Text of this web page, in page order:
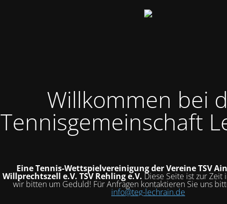
Willkommen bei
Tennisgemeinschaft
Eine Tennis-Wettspielvereinigung der VereineTSV
Willprechtszell e.V. TSV Rehling e.V. Diese Seite ist zur Zeit
wir bitten um Geduld! Für Anfragen kontaktieren Sie uns
info@teg-lechrain.de